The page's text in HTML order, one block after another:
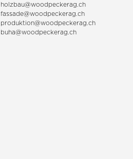
holzbau@woodpeckerag.ch
fassade@woodpeckerag.ch
produktion@woodpeckerag.ch
buha@woodpeckerag.ch